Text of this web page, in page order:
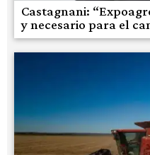
Castagnani:
y necesario para el